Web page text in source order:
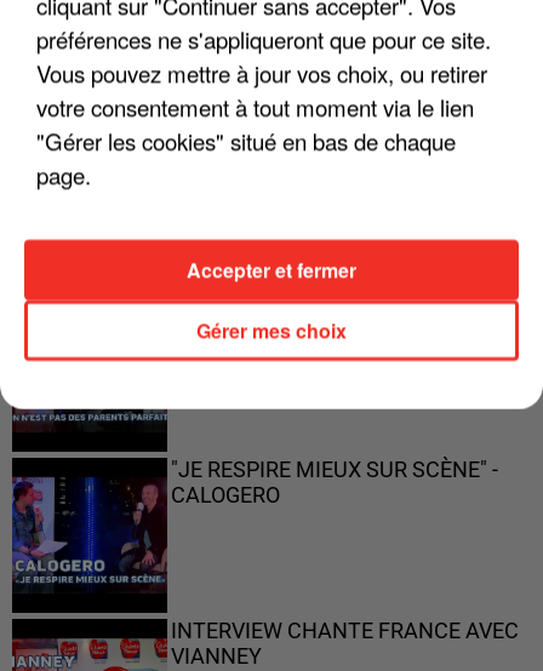
ENFOIRÉS"
"ON A TOUS LE TRAC"
"ON N'EST PAS DES PARENTS
PARFAITS"
"JE RESPIRE MIEUX SUR SCÈNE" -
CALOGERO
INTERVIEW CHANTE FRANCE AVEC
VIANNEY
préférences ne s'appliqueront que pour ce site.
Vous pouvez mettre à jour vos choix, ou retirer
votre consentement à tout moment via le lien
"Gérer les cookies" situé en bas de chaque
page.
Gérer mes choix
Accepter et fermer